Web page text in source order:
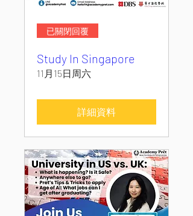
已關閉回覆
Study In Singapore
11月15日周六
詳細資料